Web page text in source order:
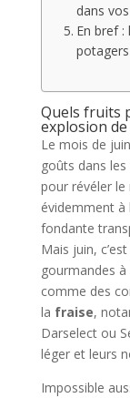
dans
En bref
Quels fruits
explosion de
Le mois de
goûts dans
pour révéler le
évidemment à
fondante
Mais juin,
gourmandes
comme des
la fraise,
Darselect ou
léger et leurs
Impossible